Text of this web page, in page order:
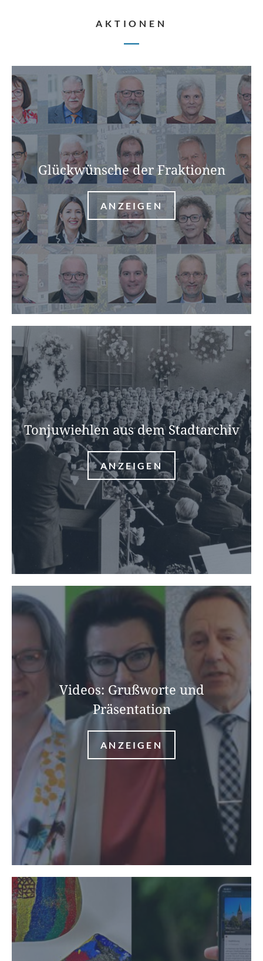
AKTIONEN
Glückwünsche der Fraktionen
ANZEIGEN
Tonjuwiehlen aus dem Stadtarchiv
ANZEIGEN
Videos: Grußworte und
Präsentation
ANZEIGEN